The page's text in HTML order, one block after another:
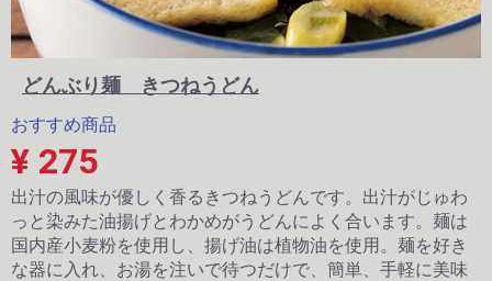
どんぶり麺 きつねうどん
おすすめ商品
¥ 275
出汁の風味が優しく香るきつねうどんです。出汁がじゅわ
っと染みた油揚げとわかめがうどんによく合います。麺は
国内産小麦粉を使用し、揚げ油は植物油を使用。麺を好き
な器に入れ、お湯を注いで待つだけで、簡単、手軽に美味